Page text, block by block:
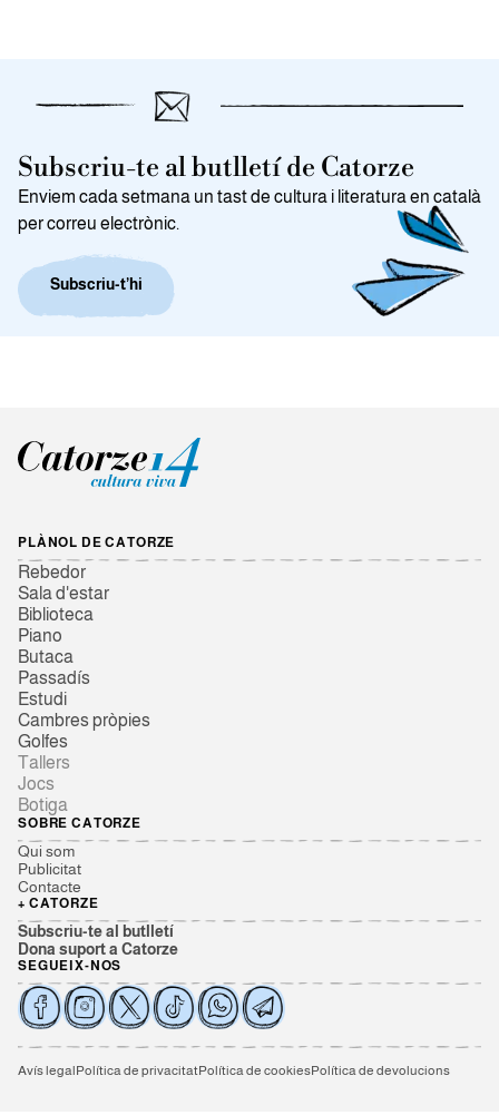
Subscriu-te al butlletí de Catorze
Enviem cada setmana un tast de cultura i literatura en català
per correu electrònic.
Subscriu-t’hi
PLÀNOL DE CATORZE
Rebedor
Sala d'estar
Biblioteca
Piano
Butaca
Passadís
Estudi
Cambres pròpies
Golfes
Tallers
Jocs
Botiga
SOBRE CATORZE
Qui som
Publicitat
Contacte
+ CATORZE
Subscriu-te al butlletí
Dona suport a Catorze
SEGUEIX-NOS
Avís legalPolítica de privacitatPolítica de cookiesPolítica de devolucions